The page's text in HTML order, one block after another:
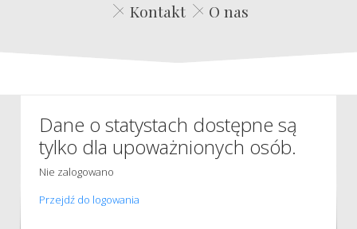
Kontakt
O nas
Dane o statystach dostępne są
tylko dla upoważnionych osób.
Nie zalogowano
Przejdź do logowania